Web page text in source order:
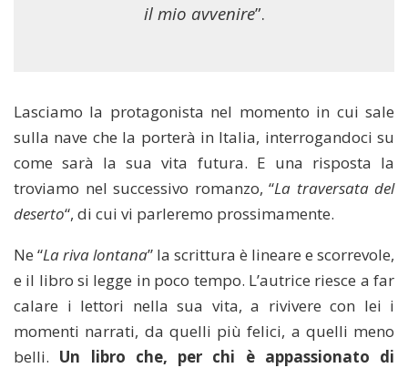
il mio avvenire”.
Lasciamo la protagonista nel momento in cui sale
sulla nave che la porterà in Italia, interrogandoci su
come sarà la sua vita futura. E una risposta la
troviamo nel successivo romanzo, “La traversata del
deserto“, di cui vi parleremo prossimamente.
Ne “La riva lontana” la scrittura è lineare e scorrevole,
e il libro si legge in poco tempo. L’autrice riesce a far
calare i lettori nella sua vita, a rivivere con lei i
momenti narrati, da quelli più felici, a quelli meno
belli. Un libro che, per chi è appassionato di